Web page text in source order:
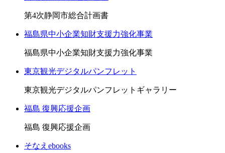
第4次静岡市総合計画書
福島県中小企業知財支援力強化事業
福島県中小企業知財支援力強化事業
東京観光デジタルパンフレット
東京観光デジタルパンフレットギャラリー
福島 復興応援企画
福島 復興応援企画
そなえebooks